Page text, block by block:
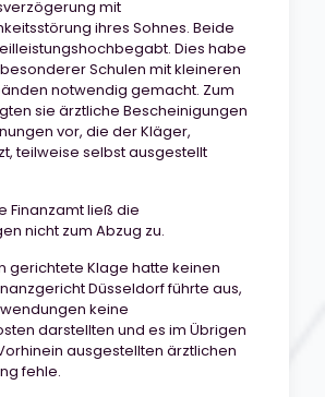
mit
ihres Sohnes. Beide
Dies habe
Schulen mit kleineren
notwendig gemacht. Zum
sie ärztliche Bescheinigungen
vor, die der Kläger,
teilweise selbst ausgestellt
Finanzamt ließ die
nicht zum Abzug zu.
gerichtete Klage hatte keinen
Düsseldorf führte aus,
keine
darstellten und es im Übrigen
ausgestellten ärztlichen
fehle.